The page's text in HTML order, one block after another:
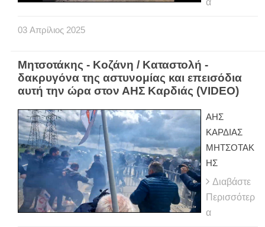
03 Απρίλιος 2025
Μητσοτάκης - Κοζάνη / Καταστολή -
δακρυγόνα της αστυνομίας και επεισόδια
αυτή την ώρα στον ΑΗΣ Καρδιάς (VIDEO)
ΑΗΣ
ΚΑΡΔΙΑΣ
ΜΗΤΣΟΤΑΚ
ΗΣ
Διαβάστε
Περισσότερ
α